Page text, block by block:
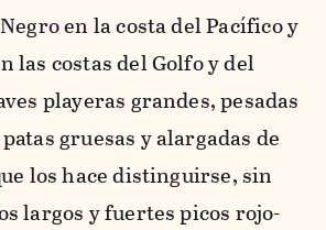
en la costa del Pacífico y
las costas del Golfo y del
playeras grandes, pesadas
gruesas y alargadas de
los hace distinguirse, sin
largos y fuertes picos rojo-